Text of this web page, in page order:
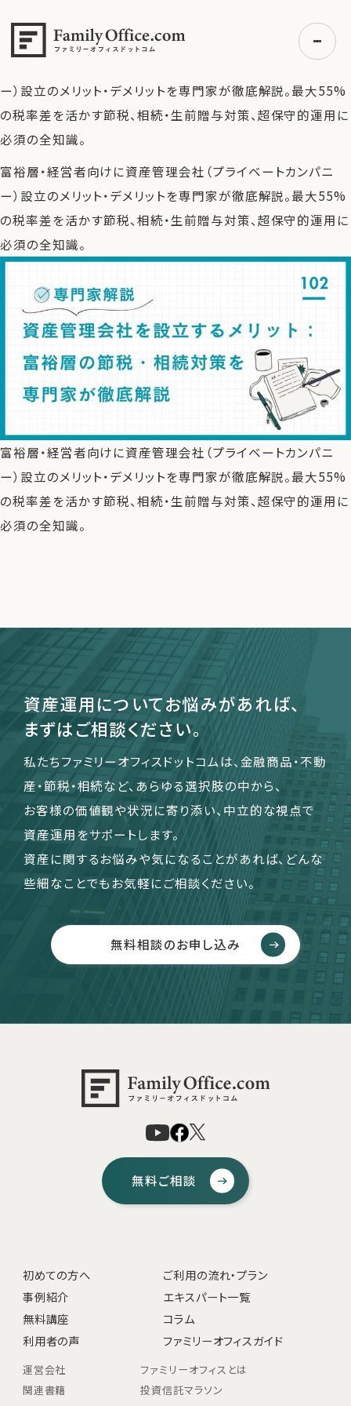
初めての方へ
事例紹介
エキスパート一覧
無料講座
コラム
利用者の声
無料ご相談 ログイン
ファミリーオフィスとは
関連書籍
メールマガジン登録
よくある質問
するメリット：富裕層の節税・相続対策を専門家が徹底解説
>
ー）設立のメリット・デメリットを専門家が徹底解説。最大55%
の税率差を活かす節税、相続・生前贈与対策、超保守的運用に
必須の全知識。
富裕層・経営者向けに資産管理会社（プライベートカンパニ
ー）設立のメリット・デメリットを専門家が徹底解説。最大55%
の税率差を活かす節税、相続・生前贈与対策、超保守的運用に
必須の全知識。
富裕層・経営者向けに資産管理会社（プライベートカンパニ
ー）設立のメリット・デメリットを専門家が徹底解説。最大55%
の税率差を活かす節税、相続・生前贈与対策、超保守的運用に
必須の全知識。
資産運用についてお悩みがあれば、
まずはご相談ください。
私たちファミリーオフィスドットコムは、金融商品・不動
産・節税・相続など、あらゆる選択肢の中から、
お客様の価値観や状況に寄り添い、中立的な視点で
資産運用をサポートします。
資産に関するお悩みや気になることがあれば、どんな
些細なことでもお気軽にご相談ください。
無料相談のお申し込み
無料ご相談
初めての方へ
ご利用の流れ・プラン
事例紹介
エキスパート一覧
無料講座
コラム
利用者の声
ファミリーオフィスガイド
運営会社
ファミリーオフィスとは
関連書籍
投資信託マラソン